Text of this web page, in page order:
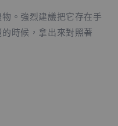
。強烈建議把它存在手
時候，拿出來對照著